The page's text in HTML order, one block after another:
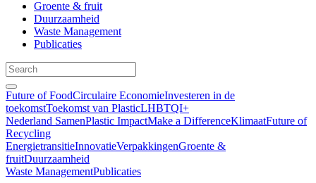
Groente & fruit
Duurzaamheid
Waste Management
Publicaties
Future of FoodCirculaire EconomieInvesteren in de
toekomstToekomst van PlasticLHBTQI+
Nederland SamenPlastic ImpactMake a DifferenceKlimaatFuture of
Recycling
EnergietransitieInnovatieVerpakkingenGroente &
fruitDuurzaamheid
Waste ManagementPublicaties